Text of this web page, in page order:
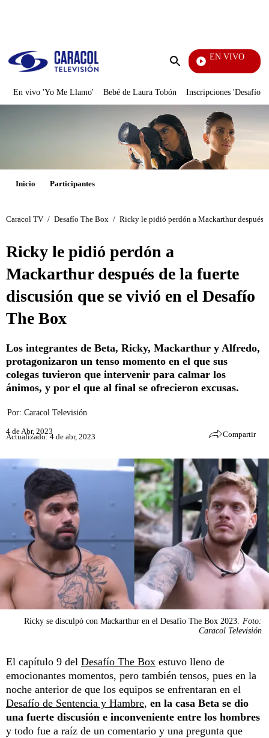
Enviar
EN VIVO
También Caerás
En vivo 'Yo Me Llamo' Bebé de Laura Tobón Inscripciones 'Desafío'
Inicio Participantes
Caracol TV / Desafío The Box / Ricky le pidió perdón a Mackarthur después
Ricky le pidió perdón a
Mackarthur después de la fuerte
discusión que se vivió en el Desafío
The Box
Los integrantes de Beta, Ricky, Mackarthur y Alfredo,
protagonizaron un tenso momento en el que sus
colegas tuvieron que intervenir para calmar los
ánimos, y por el que al final se ofrecieron excusas.
Por: Caracol Televisión
4 de Abr, 2023
Actualizado: 4 de abr, 2023 Compartir
Ricky se disculpó con Mackarthur en el Desafío The Box 2023. Foto:
Caracol Televisión
El capítulo 9 del Desafío The Box estuvo lleno de
emocionantes momentos, pero también tensos, pues en la
noche anterior de que los equipos se enfrentaran en el
Desafío de Sentencia y Hambre, en la casa Beta se dio
una fuerte discusión e inconveniente entre los hombres
y todo fue a raíz de un comentario y una pregunta que